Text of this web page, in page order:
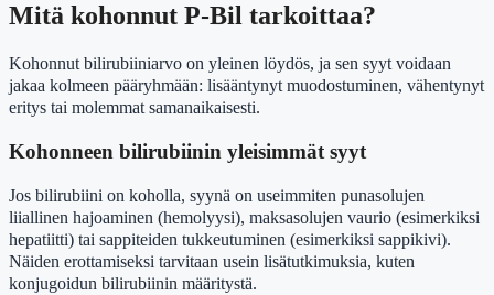
Mitä kohonnut P-Bil tarkoittaa?
Kohonnut bilirubiiniarvo on yleinen löydös, ja sen syyt voidaan
jakaa kolmeen pääryhmään: lisääntynyt muodostuminen, vähentynyt
eritys tai molemmat samanaikaisesti.
Kohonneen bilirubiinin yleisimmät syyt
Jos bilirubiini on koholla, syynä on useimmiten punasolujen
liiallinen hajoaminen (hemolyysi), maksasolujen vaurio (esimerkiksi
hepatiitti) tai sappiteiden tukkeutuminen (esimerkiksi sappikivi).
Näiden erottamiseksi tarvitaan usein lisätutkimuksia, kuten
konjugoidun bilirubiinin määritystä.